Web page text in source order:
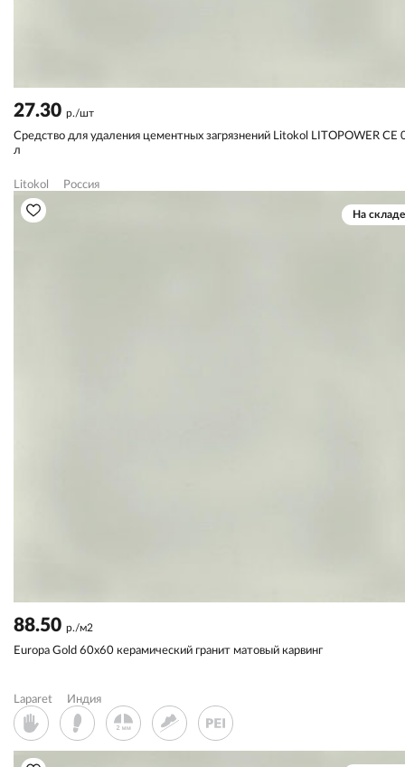
27.30 р./шт
Средство для удаления цементных загрязнений Litokol LITOPOWER CE
л
Litokol Россия
На складе
88.50 р./м2
Europa Gold 60x60 керамический гранит матовый карвинг
Laparet Индия